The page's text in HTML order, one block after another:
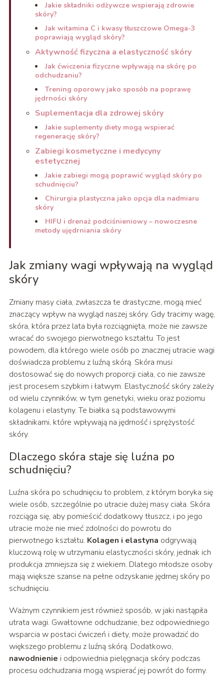
Jakie składniki odżywcze wspierają zdrowie
skóry?
Jak witamina C i kwasy tłuszczowe Omega-3
poprawiają wygląd skóry?
Aktywność fizyczna a elastyczność skóry
Jak ćwiczenia fizyczne wpływają na skórę po
odchudzaniu?
Trening oporowy jako sposób na poprawę
jędrności skóry
Suplementacja dla zdrowej skóry
Jakie suplementy diety mogą wspierać
regenerację skóry?
Zabiegi kosmetyczne i medycyny
estetycznej
Jakie zabiegi mogą poprawić wygląd skóry po
schudnięciu?
Chirurgia plastyczna jako opcja dla nadmiaru
skóry
HIFU i drenaż podciśnieniowy – nowoczesne
metody ujędrniania skóry
Jak zmiany wagi wpływają na wygląd
skóry
Zmiany masy ciała, zwłaszcza te drastyczne, mogą mieć
znaczący wpływ na wygląd naszej skóry. Gdy tracimy wagę,
skóra, która przez lata była rozciągnięta, może nie zawsze
wracać do swojego pierwotnego kształtu. To jest
powodem, dla którego wiele osób po znacznej utracie wagi
doświadcza problemu z luźną skórą. Skóra musi
dostosować się do nowych proporcji ciała, co nie zawsze
jest procesem szybkim i łatwym. Elastyczność skóry zależy
od wielu czynników, w tym genetyki, wieku oraz poziomu
kolagenu i elastyny. Te białka są podstawowymi
składnikami, które wpływają na jędrność i sprężystość
skóry.
Dlaczego skóra staje się luźna po
schudnięciu?
Luźna skóra po schudnięciu to problem, z którym boryka się
wiele osób, szczególnie po utracie dużej masy ciała. Skóra
rozciąga się, aby pomieścić dodatkowy tłuszcz, i po jego
utracie może nie mieć zdolności do powrotu do
pierwotnego kształtu. Kolagen i elastyna odgrywają
kluczową rolę w utrzymaniu elastyczności skóry, jednak ich
produkcja zmniejsza się z wiekiem. Dlatego młodsze osoby
mają większe szanse na pełne odzyskanie jędrnej skóry po
schudnięciu.
Ważnym czynnikiem jest również sposób, w jaki nastąpiła
utrata wagi. Gwałtowne odchudzanie, bez odpowiedniego
wsparcia w postaci ćwiczeń i diety, może prowadzić do
większego problemu z luźną skórą. Dodatkowo,
nawodnienie i odpowiednia pielęgnacja skóry podczas
procesu odchudzania mogą wspierać jej powrót do formy.